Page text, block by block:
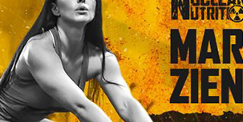
lokalne